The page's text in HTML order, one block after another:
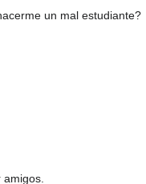
un mal estudiante?